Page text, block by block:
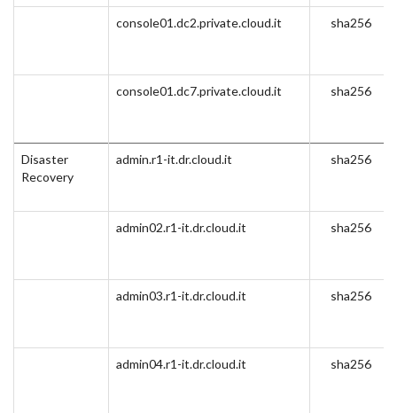
console01.dc2.private.cloud.it sha256
console01.dc7.private.cloud.it sha256
Disaster
Recovery
admin.r1-it.dr.cloud.it sha256
admin02.r1-it.dr.cloud.it sha256
admin03.r1-it.dr.cloud.it sha256
admin04.r1-it.dr.cloud.it sha256